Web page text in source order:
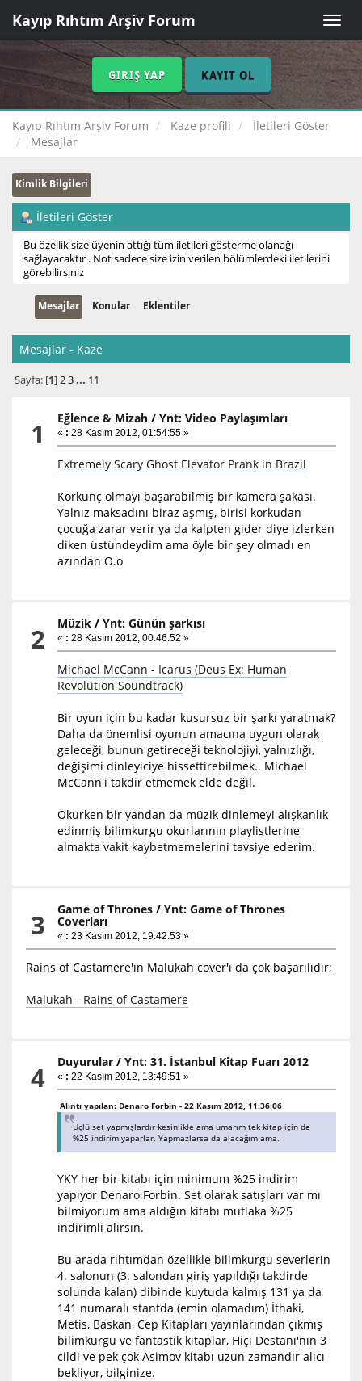
Toggle
Kayıp Rıhtım Arşiv Forum
GIRIŞ YAP KAYIT OL
Kayıp Rıhtım Arşiv Forum Kaze profili
İletileri Göster
Mesajlar
Kimlik Bilgileri
İletileri Göster
Bu özellik size üyenin attığı tüm iletileri gösterme olanağı
sağlayacaktır . Not sadece size izin verilen bölümlerdeki iletilerini
görebilirsiniz
Mesajlar Konular Eklentiler
Mesajlar - Kaze
Sayfa: [1]2 3 ... 11
1 Eğlence & Mizah /Ynt: Video Paylaşımları
« : 28 Kasım 2012, 01:54:55 »
Extremely Scary Ghost Elevator Prank in Brazil
Korkunç olmayı başarabilmiş bir kamera şakası.
Yalnız maksadını biraz aşmış, birisi korkudan
çocuğa zarar verir ya da kalpten gider diye izlerken
diken üstündeydim ama öyle bir şey olmadı en
azından O.o
2 Müzik /Ynt: Günün şarkısı
« : 28 Kasım 2012, 00:46:52 »
Michael McCann - Icarus (Deus Ex: Human
Revolution Soundtrack)
Bir oyun için bu kadar kusursuz bir şarkı yaratmak?
Daha da önemlisi oyunun amacına uygun olarak
geleceği, bunun getireceği teknolojiyi, yalnızlığı,
değişimi dinleyiciye hissettirebilmek.. Michael
McCann'i takdir etmemek elde değil.
Okurken bir yandan da müzik dinlemeyi alışkanlık
edinmiş bilimkurgu okurlarının playlistlerine
almakta vakit kaybetmemelerini tavsiye ederim.
3 Game of Thrones /Ynt: Game of Thrones
Coverları
« : 23 Kasım 2012, 19:42:53 »
Rains of Castamere'ın Malukah cover'ı da çok başarılıdır;
Malukah - Rains of Castamere
4 Duyurular /Ynt: 31. İstanbul Kitap Fuarı 2012
« : 22 Kasım 2012, 13:49:51 »
Alıntı yapılan: Denaro Forbin - 22 Kasım 2012, 11:36:06
Üçlü set yapmışlardır kesinlikle ama umarım tek kitap için de
%25 indirim yaparlar. Yapmazlarsa da alacağım ama.
YKY her bir kitabı için minimum %25 indirim
yapıyor Denaro Forbin. Set olarak satışları var mı
bilmiyorum ama aldığın kitabı mutlaka %25
indirimli alırsın.
Bu arada rıhtımdan özellikle bilimkurgu severlerin
4. salonun (3. salondan giriş yapıldığı takdirde
solunda kalan) dibinde kuytuda kalmış 131 ya da
141 numaralı stantda (emin olamadım) İthaki,
Metis, Baskan, Cep Kitapları yayınlarından çıkmış
bilimkurgu ve fantastik kitaplar, Hiçi Destanı'nın 3
cildi ve pek çok Asimov kitabı uzun zamandır alıcı
bekliyor, bilginize.